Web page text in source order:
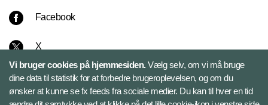
Facebook
X
Instagram
Vi bruger cookies på hjemmesiden.Vælg selv, om vi må bruge
dine data til statistik for at forbedre brugeroplevelsen, og om du
ønsker at kunne se fx feeds fra sociale medier. Du kan til hver en tid